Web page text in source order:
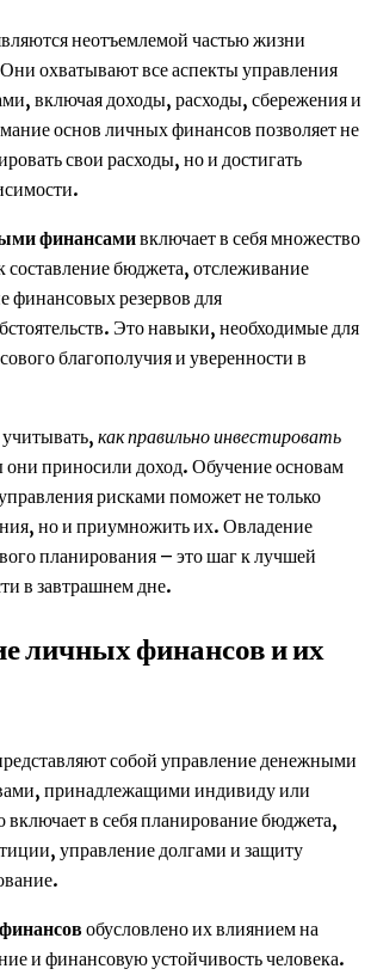
неотъемлемой частью жизни
охватывают все аспекты управления
включая доходы, расходы, сбережения и
основ личных финансов позволяет не
свои расходы, но и достигать
финансамивключает в себя множество
составление бюджета, отслеживание
финансовых резервов для
Это навыки, необходимые для
благополучия и уверенности в
как правильно инвестировать
они приносили доход. Обучение основам
рисками поможет не только
но и приумножить их. Овладение
планирования – это шаг к лучшей
в завтрашнем дне.
личных финансов и их
собой управление денежными
принадлежащими индивиду или
включает в себя планирование бюджета,
управление долгами и защиту
обусловлено их влиянием на
и финансовую устойчивость человека.